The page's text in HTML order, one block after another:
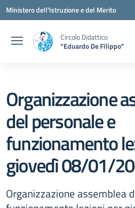
Vai ai contenuti
Vai al menu di navigazione
Vai al footer
Ministero dell'Istruzione e del Merito
Circolo Didattico
"Eduardo De Filippo"
Organizzazione
del personale e
funzionamento
giovedì 08/01/
Organizzazione assemblea